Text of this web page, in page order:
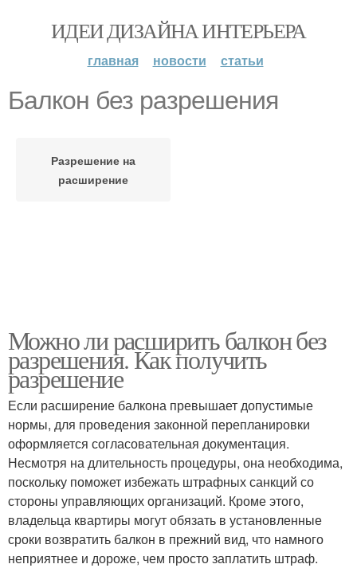
ИДЕИ ДИЗАЙНА ИНТЕРЬЕРА
главная новости статьи
Балкон без разрешения
Разрешение на
расширение
Можно ли расширить балкон без
разрешения. Как получить
разрешение
Если расширение балкона превышает допустимые
нормы, для проведения законной перепланировки
оформляется согласовательная документация.
Несмотря на длительность процедуры, она необходима,
поскольку поможет избежать штрафных санкций со
стороны управляющих организаций. Кроме этого,
владельца квартиры могут обязать в установленные
сроки возвратить балкон в прежний вид, что намного
неприятнее и дороже, чем просто заплатить штраф.